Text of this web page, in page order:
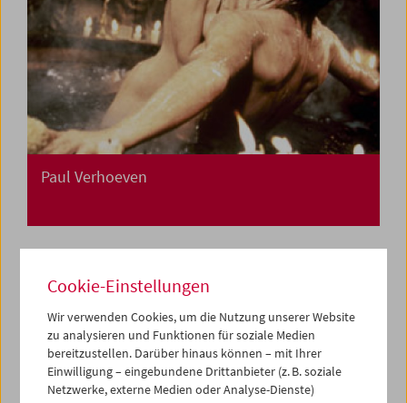
Paul Verhoeven
Cookie-Einstellungen
Wir verwenden Cookies, um die Nutzung unserer Website
zu analysieren und Funktionen für soziale Medien
bereitzustellen. Darüber hinaus können – mit Ihrer
Einwilligung – eingebundene Drittanbieter (z. B. soziale
Netzwerke, externe Medien oder Analyse-Dienste)